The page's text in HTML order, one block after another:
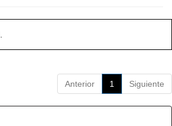
Anterior 1 Siguiente